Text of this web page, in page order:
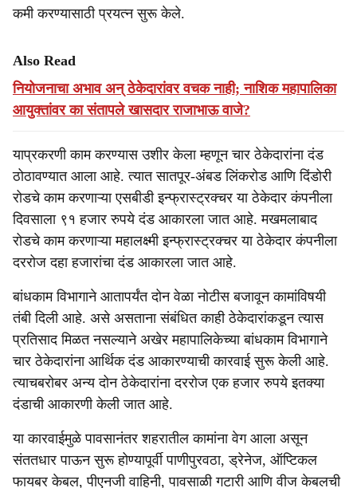
कमी करण्यासाठी प्रयत्न सुरू केले.
Also Read
नियोजनाचा अभाव अन् ठेकेदारांवर वचक नाही; नाशिक महापालिका
आयुक्तांवर का संतापले खासदार राजाभाऊ वाजे?
याप्रकरणी काम करण्यास उशीर केला म्हणून चार ठेकेदारांना दंड
ठोठावण्यात आला आहे. त्यात सातपूर-अंबड लिंकरोड आणि दिंडोरी
रोडचे काम करणाऱ्या एसबीडी इन्फ्रास्ट्रक्चर या ठेकेदार कंपनीला
दिवसाला ९१ हजार रुपये दंड आकारला जात आहे. मखमलाबाद
रोडचे काम करणाऱ्या महालक्ष्मी इन्फ्रास्ट्रक्चर या ठेकेदार कंपनीला
दररोज दहा हजारांचा दंड आकारला जात आहे.
बांधकाम विभागाने आतापर्यंत दोन वेळा नोटीस बजावून कामांविषयी
तंबी दिली आहे. असे असताना संबंधित काही ठेकेदारांकडून त्यास
प्रतिसाद मिळत नसल्याने अखेर महापालिकेच्या बांधकाम विभागाने
चार ठेकेदारांना आर्थिक दंड आकारण्याची कारवाई सुरू केली आहे.
त्याचबरोबर अन्य दोन ठेकेदारांना दररोज एक हजार रुपये इतक्या
दंडाची आकारणी केली जात आहे.
या कारवाईमुळे पावसानंतर शहरातील कामांना वेग आला असून
संततधार पाऊन सुरू होण्यापूर्वी पाणीपुरवठा, ड्रेनेज, ऑप्टिकल
फायबर केबल, पीएनजी वाहिनी, पावसाळी गटारी आणि वीज केबलची